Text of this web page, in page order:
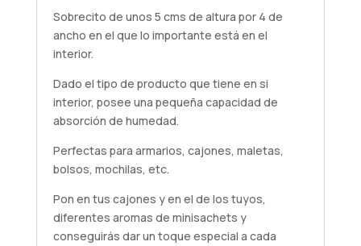
Sobrecito de unos 5 cms de altura por 4 de
ancho en el que lo importante está en el
interior.
Dado el tipo de producto que tiene en si
interior, posee una pequeña capacidad de
absorción de humedad.
Perfectas para armarios, cajones, maletas,
bolsos, mochilas, etc.
Pon en tus cajones y en el de los tuyos,
diferentes aromas de minisachets y
conseguirás dar un toque especial a cada